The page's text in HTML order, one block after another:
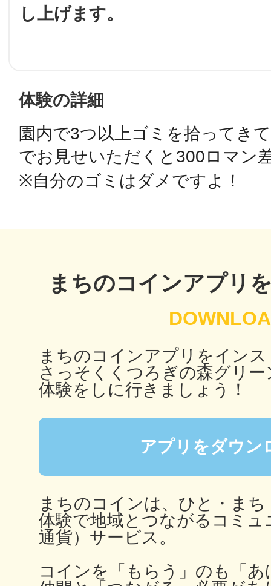
し上げます。
SMS
URLをコピー
体験の詳細
園内で3つ以上ゴミを拾ってき
でお見せいただくと300ロマン
※自分のゴミはダメですよ！
まちのコインアプリ
まちのコインアプリをイン
さっそくくつろぎの森グリ
体験をしに行きましょう！
アプリをダウン
まちのコインは、ひと・ま
体験で地域とつながるコミュ
通貨）サービス。
コインを「もらう」のも「
智頭
池袋
生駒
秋葉原
日置